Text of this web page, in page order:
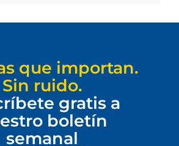
que importan.
Sin ruido.
gratis a
boletín
semanal